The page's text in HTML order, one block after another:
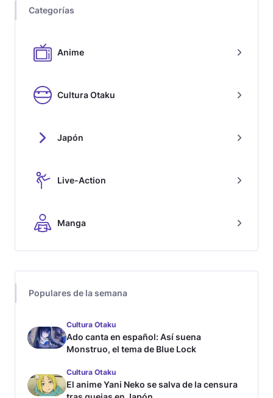
Categorías
Anime
Cultura Otaku
Japón
Live-Action
Manga
Populares de la semana
Cultura Otaku
Ado canta en español: Así suena
Monstruo, el tema de Blue Lock
Cultura Otaku
El anime Yani Neko se salva de la censura